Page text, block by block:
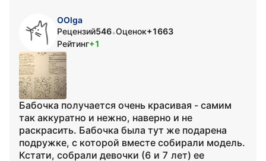
OOlga
Рецензий546•Оценок+1663
Рейтинг+1
Бабочка получается очень красивая - самим
так аккуратно и нежно, наверно и не
раскрасить. Бабочка была тут же подарена
подружке, с которой вместе собирали модель.
Кстати, собрали девочки (6 и 7 лет) ее